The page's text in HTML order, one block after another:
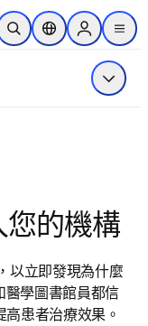
要內容
公開搜尋位置選擇器Sign in to
menu
顯示選
的機構
以立即發現為什麼
醫學圖書館員都信
患者治療效果。